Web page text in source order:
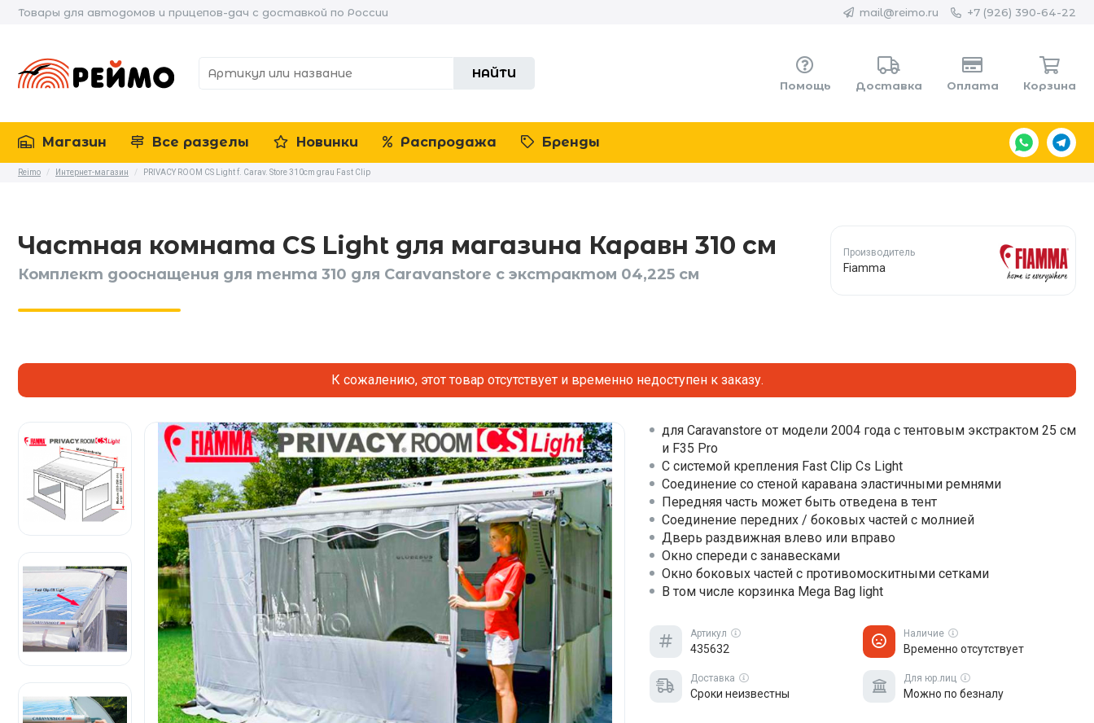
Товары для автодомов и прицепов-дач с доставкой по России mail@reimo.ru +7 (926) 390-64-22
НАЙТИ
Помощь Доставка Оплата Корзина
Магазин Все разделы Новинки Распродажа Бренды
Reimo / Интернет-магазин / PRIVACY ROOM CS Light f. Carav. Store 310cm grau Fast Clip
Частная комната CS Light для магазина Каравн 310 см
Комплект дооснащения для тента 310 для Caravanstore с экстрактом 04,225 см
Производитель
Fiamma
К сожалению, этот товар отсутствует и временно недоступен к заказу.
для Caravanstore от модели 2004 года с тентовым экстрактом 25 см
и F35 Pro
С системой крепления Fast Clip Cs Light
Соединение со стеной каравана эластичными ремнями
Передняя часть может быть отведена в тент
Соединение передних / боковых частей с молнией
Дверь раздвижная влево или вправо
Окно спереди с занавесками
Окно боковых частей с противомоскитными сетками
В том числе корзинка Mega Bag light
Артикул
435632
Наличие
Временно отсутствует
Доставка
Сроки неизвестны
Для юр.лиц
Можно по безналу